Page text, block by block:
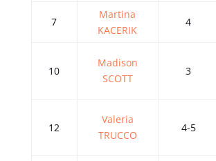
7
Martina
KACERIK
4
10
Madison
SCOTT
3
12
Valeria
TRUCCO
4-5